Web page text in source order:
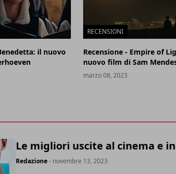
il nuovo
RECENSIONI
Recensione - Empire of
nuovo film di Sam
marzo 08, 2023
Le migliori uscite al cinema e
Redazione- novembre 13, 2023